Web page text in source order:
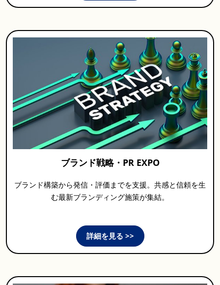
ブランド戦略・PR EXPO
ブランド構築から発信・評価までを支援。共感と信頼を生
む最新ブランディング施策が集結。
詳細を見る >>